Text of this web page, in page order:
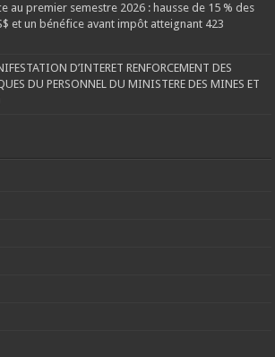
au premier semestre 2026 : hausse de 15 % des
et un bénéfice avant impôt atteignant 423
D’INTERET RENFORCEMENT DES
DU PERSONNEL DU MINISTERE DES MINES ET